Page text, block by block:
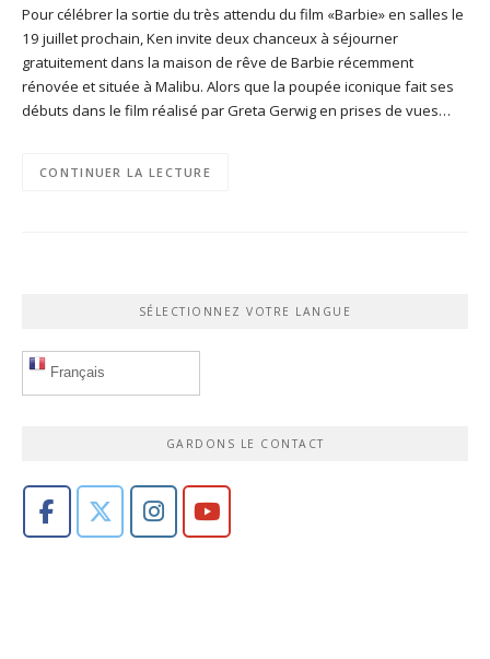
Pour célébrer la sortie du très attendu du film «Barbie» en salles le
19 juillet prochain, Ken invite deux chanceux à séjourner
gratuitement dans la maison de rêve de Barbie récemment
rénovée et située à Malibu. Alors que la poupée iconique fait ses
débuts dans le film réalisé par Greta Gerwig en prises de vues…
CONTINUER LA LECTURE
SÉLECTIONNEZ VOTRE LANGUE
Français
GARDONS LE CONTACT